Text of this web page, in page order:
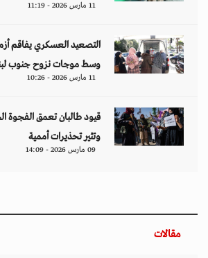
11 مارس 2026 - 11:19
التصعيد العسكري يفاقم
وسط موجات نزوح جنوب
11 مارس 2026 - 10:26
قيود طالبان تعمق الفجوة
وتثير تحذيرات أممية
09 مارس 2026 - 14:09
مقالات